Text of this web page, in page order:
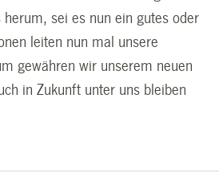
herum, sei es nun ein gutes oder
leiten nun mal unsere
gewähren wir unserem neuen
in Zukunft unter uns bleiben